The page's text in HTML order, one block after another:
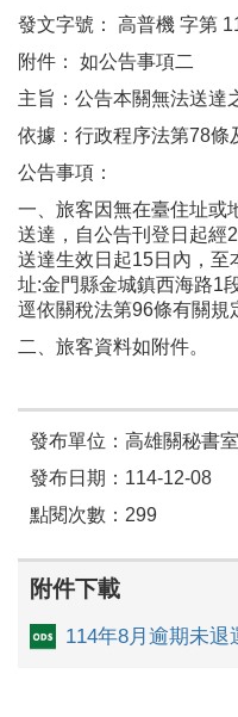
發文字號： 高普機 字第
附件： 如公告事項二
主旨：公告本關無法送達
依據：行政程序法第78條
公告事項：​
一、旅客因無在臺住址或
送達，自公告刊登日起經
送達生效日起15日內，至
址:金門縣金城鎮西海路1
逕依關稅法第96條有關規
二、旅客資料如附件。
發布單位：高雄關秘書室
發布日期：114-12-08
點閱次數：299
附件下載
114年8月逾期未退